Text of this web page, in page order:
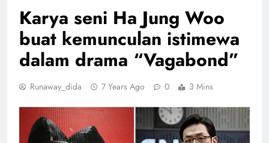
Karya seni Ha Jung Woo
buat kemunculan istimewa
dalam drama “Vagabond”
Runaway_dida 7 Years Ago 0 3 Mins